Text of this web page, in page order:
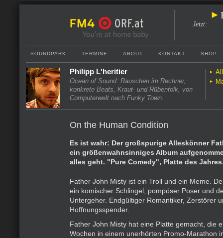
Jetzt:
SOUNDPARK TERMINE ABOUT KONTAKT SHOP
Philipp L'heritier
Ocean of Sound: Rauschen im Rechner,
konkrete Beats, Kraut- und Rübenfolk, von
Computerwelt nach Funky Town.
On the Human Condition
Es ist wahr: Der großspurige Alleskönner
ein größenwahnsinniges Album
alles geht. "Pure Comedy", Platte des
Father John Misty ist ein Troll und ein Meme.
ein komischer Schlingel, pompöser Poser und
Untergeher. Endgültiger Romantiker, Zerstörer
Hoffnungsspender.
Father John Misty hat eine Platte gemacht, die
Wochen in einem unerhörten Promo-Marathon